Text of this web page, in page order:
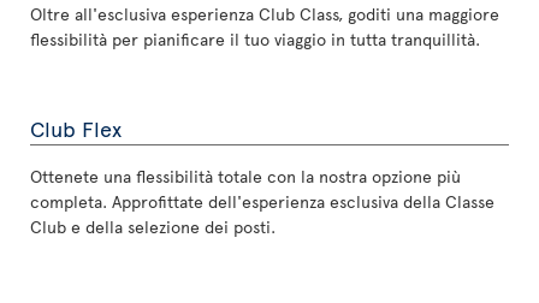
Oltre all'esclusiva esperienza Club Class, goditi una maggiore
flessibilità per pianificare il tuo viaggio in tutta tranquillità.
Club Flex
Ottenete una flessibilità totale con la nostra opzione più
completa. Approfittate dell'esperienza esclusiva della Classe
Club e della selezione dei posti.